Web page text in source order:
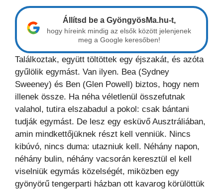
Állítsd be a GyöngyösMa.hu-t,
hogy híreink mindig az elsők között jelenjenek
meg a Google keresőben!
Találkoztak, együtt töltöttek egy éjszakát, és azóta
gyűlölik egymást. Van ilyen. Bea (Sydney
Sweeney) és Ben (Glen Powell) biztos, hogy nem
illenek össze. Ha néha véletlenül összefutnak
valahol, tutira elszabadul a pokol: csak bántani
tudják egymást. De lesz egy esküvő Ausztráliában,
amin mindkettőjüknek részt kell venniük. Nincs
kibúvó, nincs duma: utazniuk kell. Néhány napon,
néhány bulin, néhány vacsorán keresztül el kell
viselniük egymás közelségét, miközben egy
gyönyörű tengerparti házban ott kavarog körülöttük